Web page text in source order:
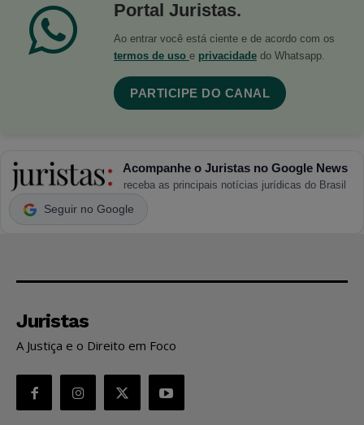
Portal Juristas.
Ao entrar você está ciente e de acordo com os
termos de uso e privacidade do Whatsapp.
PARTICIPE DO CANAL
Acompanhe o Juristas no Google News
receba as principais notícias jurídicas do Brasil
Seguir no Google
Juristas
A Justiça e o Direito em Foco